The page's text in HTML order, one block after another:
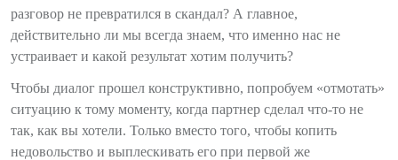
разговор не превратился в скандал? А главное,
действительно ли мы всегда знаем, что именно нас не
устраивает и какой результат хотим получить?
Чтобы диалог прошел конструктивно, попробуем «отмотать»
ситуацию к тому моменту, когда партнер сделал что-то не
так, как вы хотели. Только вместо того, чтобы копить
недовольство и выплескивать его при первой же